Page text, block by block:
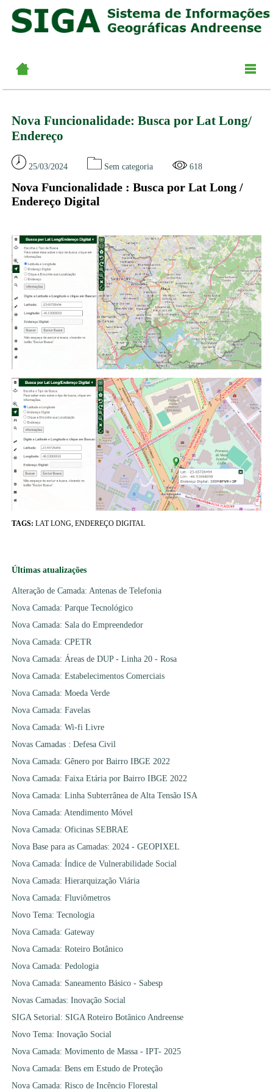
Nova Funcionalidade: Busca por Lat Long/
Endereço
25/03/2024 Sem categoria 618
Nova Funcionalidade : Busca por Lat Long /
Endereço Digital
TAGS: LAT LONG, ENDEREÇO DIGITAL
Últimas atualizações
Alteração de Camada: Antenas de Telefonia
Nova Camada: Parque Tecnológico
Nova Camada: Sala do Empreendedor
Nova Camada: CPETR
Nova Camada: Áreas de DUP - Linha 20 - Rosa
Nova Camada: Estabelecimentos Comerciais
Nova Camada: Moeda Verde
Nova Camada: Favelas
Nova Camada: Wi-fi Livre
Novas Camadas : Defesa Civil
Nova Camada: Gênero por Bairro IBGE 2022
Nova Camada: Faixa Etária por Bairro IBGE 2022
Nova Camada: Linha Subterrânea de Alta Tensão ISA
Nova Camada: Atendimento Móvel
Nova Camada: Oficinas SEBRAE
Nova Base para as Camadas: 2024 - GEOPIXEL
Nova Camada: Índice de Vulnerabilidade Social
Nova Camada: Hierarquização Viária
Nova Camada: Fluviômetros
Novo Tema: Tecnologia
Nova Camada: Gateway
Nova Camada: Roteiro Botânico
Nova Camada: Pedologia
Nova Camada: Saneamento Básico - Sabesp
Novas Camadas: Inovação Social
SIGA Setorial: SIGA Roteiro Botânico Andreense
Novo Tema: Inovação Social
Nova Camada: Movimento de Massa - IPT- 2025
Nova Camada: Bens em Estudo de Proteção
Nova Camada: Risco de Incêncio Florestal